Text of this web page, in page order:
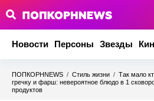
Новости Персоны Звезды
ПОПКОРНNEWS / Стиль жизни / Так мало
гречку и фарш: невероятное блюдо в 1
продуктов